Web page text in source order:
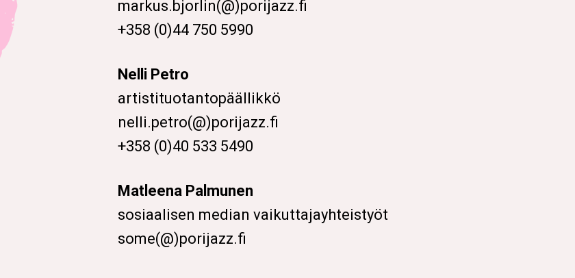
markus.bjorlin(@)porijazz.fi
+358 (0)44 750 5990
Nelli Petro
artistituotantopäällikkö
nelli.petro(@)porijazz.fi
+358 (0)40 533 5490
Matleena Palmunen
sosiaalisen median vaikuttajayhteistyöt
some(@)porijazz.fi